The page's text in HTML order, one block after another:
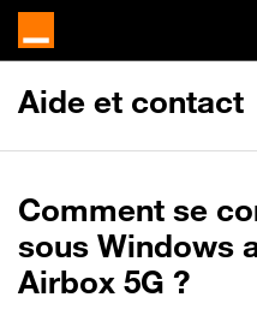
Aide et contact
Comment se
sous Windows
Airbox 5G ?